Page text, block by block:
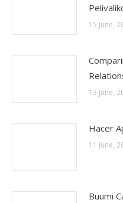
15 June,
13 June,
Hacer
11 June,
Buumi